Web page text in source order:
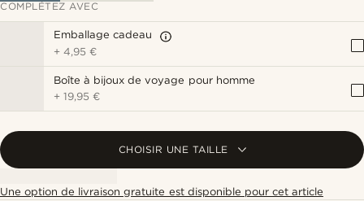
COMPLÉTEZ AVEC
Emballage cadeau
+4,95 €
Boîte à bijoux de voyage pour homme
+19,95 €
CHOISIR UNE TAILLE
Une option de livraison gratuite est disponible pour cet article